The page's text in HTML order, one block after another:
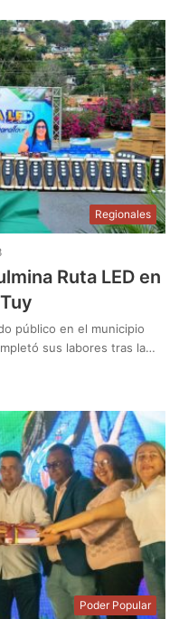
Regionales
Ruta LED en
público en el municipio
sus labores tras la…
Poder Popular